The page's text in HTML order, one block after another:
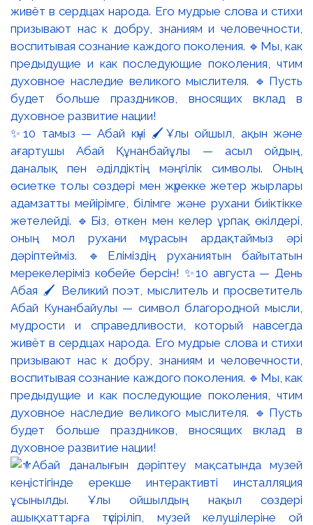
✨10 тамыз — Абай күні 🖌️Ұлы ойшыл, ақын және
ағартушы Абай Құнанбайұлы — асыл ойдың,
даналық пен әділдіктің мәңгілік символы. Оның
өсиетке толы сөздері мен жүрекке жетер жырлары
адамзатты мейірімге, білімге және рухани биіктікке
жетелейді. 🔹Біз, өткен мен келер ұрпақ өкілдері,
оның мол рухани мұрасын ардақтаймыз әрі
дәріптейміз. 🔹Еліміздің руханиятын байытатын
мерекелеріміз көбейе берсін! ✨10 августа — День
Абая 🖌️ Великий поэт, мыслитель и просветитель
Абай Кунанбайулы — символ благородной мысли,
мудрости и справедливости, который навсегда
живёт в сердцах народа. Его мудрые слова и стихи
призывают нас к добру, знаниям и человечности,
воспитывая сознание каждого поколения. 🔹Мы, как
предыдущие и как последующие поколения, чтим
духовное наследие великого мыслителя. 🔹Пусть
будет больше праздников, вносящих вклад в
духовное развитие нации!